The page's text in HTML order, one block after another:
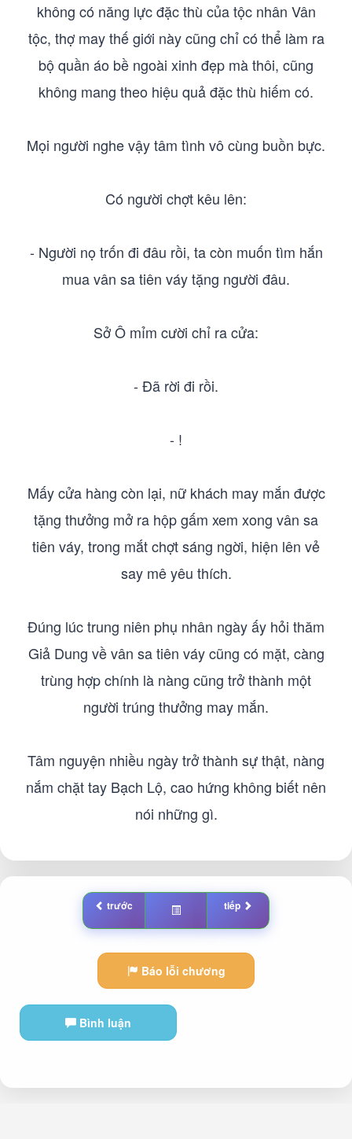
không có năng lực đặc thù của tộc nhân Vân
tộc, thợ may thế giới này cũng chỉ có thể làm ra
bộ quần áo bề ngoài xinh đẹp mà thôi, cũng
không mang theo hiệu quả đặc thù hiếm có.
Mọi người nghe vậy tâm tình vô cùng buồn bực.
Có người chợt kêu lên:
- Người nọ trốn đi đâu rồi, ta còn muốn tìm hắn
mua vân sa tiên váy tặng người đâu.
Sở Ô mỉm cười chỉ ra cửa:
- Đã rời đi rồi.
- !
Mấy cửa hàng còn lại, nữ khách may mắn được
tặng thưởng mở ra hộp gấm xem xong vân sa
tiên váy, trong mắt chợt sáng ngời, hiện lên vẻ
say mê yêu thích.
Đúng lúc trung niên phụ nhân ngày ấy hỏi thăm
Giả Dung về vân sa tiên váy cũng có mặt, càng
trùng hợp chính là nàng cũng trở thành một
người trúng thưởng may mắn.
Tâm nguyện nhiều ngày trở thành sự thật, nàng
nắm chặt tay Bạch Lộ, cao hứng không biết nên
nói những gì.
trước tiếp
Báo lỗi chương
Bình luận